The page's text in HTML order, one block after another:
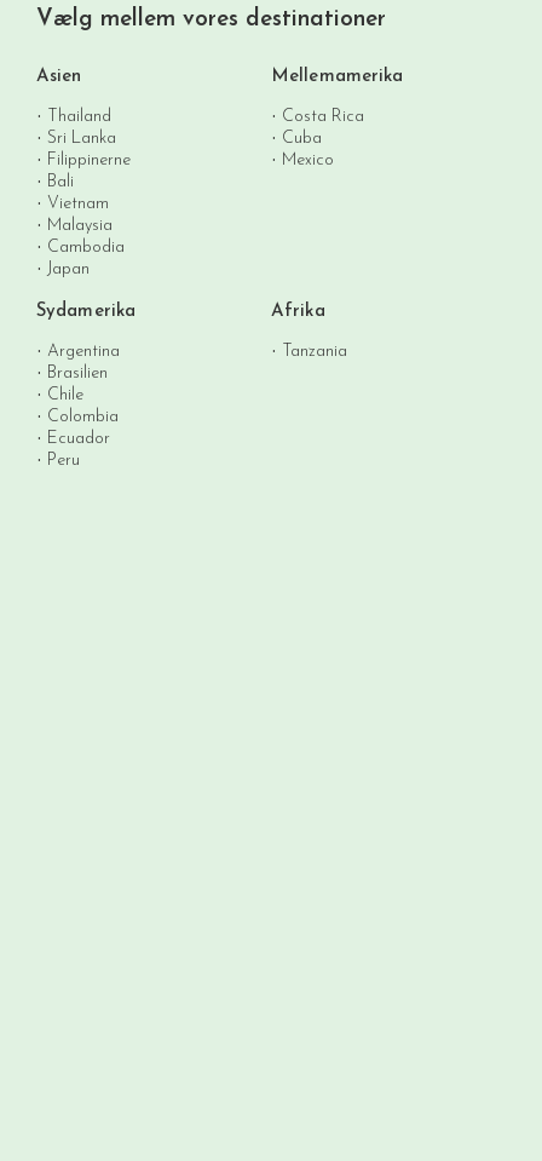
Vælg mellem vores destinationer
Asien
Thailand
Sri Lanka
Filippinerne
Bali
Vietnam
Malaysia
Cambodia
Japan
Mellemamerika
Costa Rica
Cuba
Mexico
Sydamerika
Argentina
Brasilien
Chile
Colombia
Ecuador
Peru
Afrika
Tanzania